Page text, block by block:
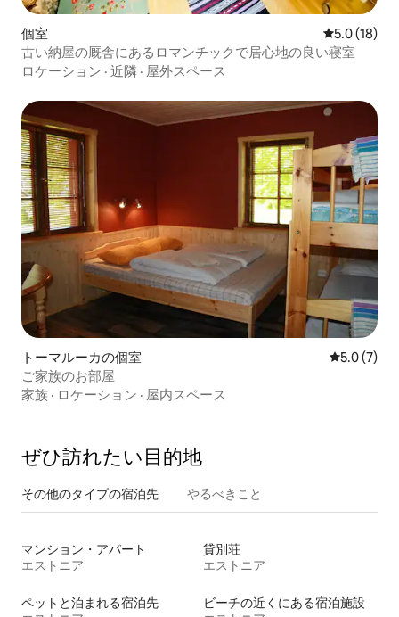
個室 レビュー18
5.0 (18)
古い納屋の厩舎にあるロマンチックで居心地の良い寝室
ロケーション · 近隣 · 屋外スペース
トーマルーカの個室 レビュー7
5.0 (7)
ご家族のお部屋
家族 · ロケーション · 屋内スペース
ぜひ訪⁠れ⁠た⁠い目⁠的⁠地
その他のタ⁠イ⁠プ⁠の宿⁠泊⁠先 やるべきこと
マンション・アパート
エストニア
貸別荘
エストニア
ペットと泊まれる宿泊先
ビーチの近くにある宿泊施設